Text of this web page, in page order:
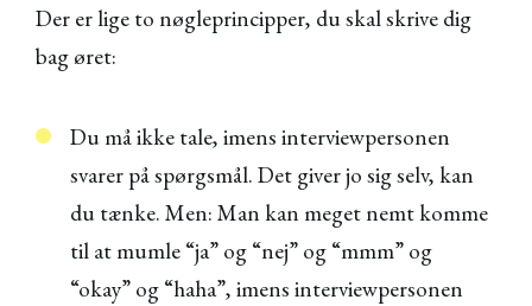
Der er lige to nøgleprincipper, du skal skrive dig
bag øret:
Du må ikke tale, imens interviewpersonen
svarer på spørgsmål. Det giver jo sig selv, kan
du tænke. Men: Man kan meget nemt komme
til at mumle “ja” og “nej” og “mmm” og
“okay” og “haha”, imens interviewpersonen